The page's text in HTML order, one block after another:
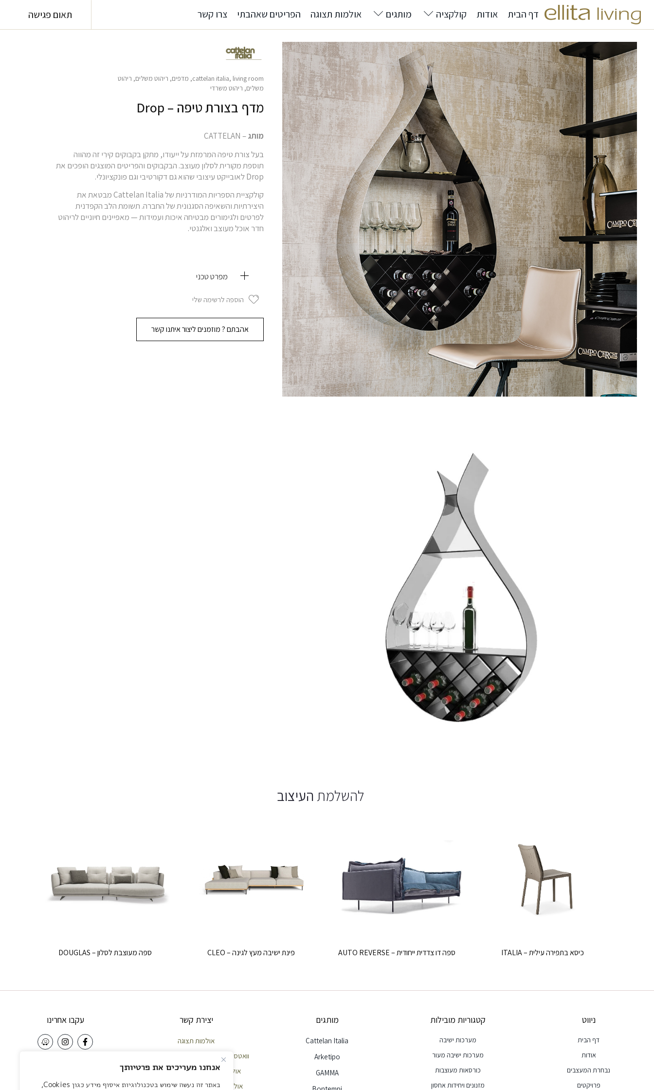
אנחנו מעריכים את פרטיותך
באתר זה נעשה שימוש בטכנולוגיות איסוף מידע כגון Cookies,
דף הבית אודות קולקציה מותגים אולמות תצוגה הפריטים שאהבתי צרו קשר תאום פגישה
cattelan italia, living room
, מדפים, ריהוט משלים, ריהוט
משלים, ריהוט משרדי
מדף בצורת טיפה – Drop
מותג– CATTELAN
בעל צורת טיפה המרמזת על ייעודו, מתקן בקבוקים קירִי זה מהווה
תוספת מקורית לסלון מעוצב. הבקבוקים והפריטים המוצגים הופכים את
Drop לאובייקט עיצובי שהוא גם דקורטיבי וגם פונקציונלי.
קולקציית הספריות המודרניות של Cattelan Italia מבטאת את
היצירתיות והשאיפה הסגנונית של החברה. תשומת הלב הקפדנית
לפרטים ולגימורים מבטיחה איכות ועמידות — מאפיינים חיוניים לריהוט
חדר אוכל מעוצב ואלגנטי.
מפרט טכני
הוספה לרשימה שלי
אהבתם ? מוזמנים ליצור איתנו קשר
להשלמתהעיצוב
כיסא בתפירה עילית – ITALIA ספה דו צדדית ייחודית – AUTO REVERSE פינת ישיבה מעץ לגינה – CLEO ספה מעוצבת לסלון – DOUGLAS
ניווט
דף הבית
אודות
נבחרת המעצבים
פרויקטים
קטגוריות מובילות
מערכות ישיבה
מערכות ישיבה מעור
כורסאות מעוצבות
מזנונים ויחידות אחסון
מותגים
Cattelan Italia
Arketipo
GAMMA
יצירת קשר
אולמות תצוגה
וואטסאפ שירות לקוחות – 058-5921010
אולם תצוגה חיפה – 04-8422642
אולם תצוגה הרצליה – 03-7581111
עקבו אחרינו